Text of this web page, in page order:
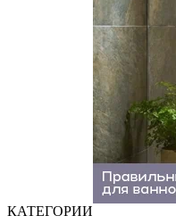
КАТЕГОРИИ